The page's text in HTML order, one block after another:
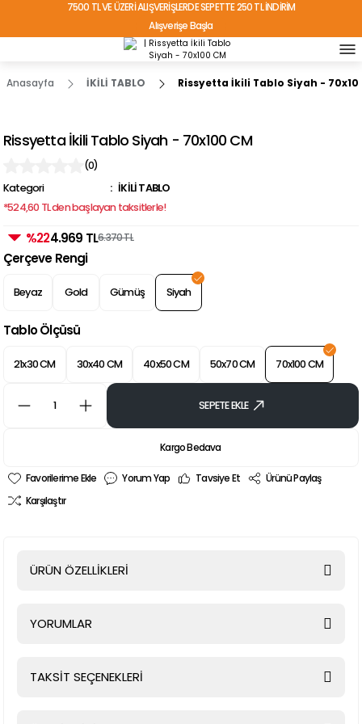
7500 TL VE ÜZERİ ALIŞVERİŞLERDE SEPETTE 250 TL İNDİRİM
Alışverişe Başla
TÜRKİYE'NİN HER YERİNE ÜCRETSİZ KARGO!
Anasayfa İKİLİ TABLO Rissyetta İkili Tablo Siyah -
Rissyetta İkili Tablo Siyah - 70x100 CM
(0)
Kategori
İKİLİ TABLO
*524,60 TL den başlayan taksitlerle!
%224.969 TL6.370 TL
Çerçeve Rengi
Beyaz Gold Gümüş Siyah
Tablo Ölçüsü
21x30 CM 30x40 CM 40x50 CM 50x70 CM 70x100 CM
SEPETE EKLE
Kargo Bedava
Yorum Yap Tavsiye Et
Ürünü Paylaş
Karşılaştır
ÜRÜN ÖZELLİKLERİ
YORUMLAR
TAKSİT SEÇENEKLERİ